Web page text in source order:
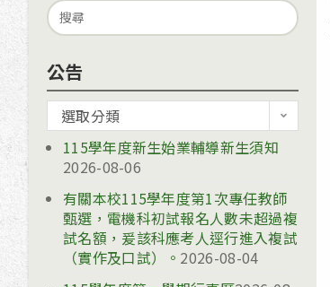
Search
for:
公告
告
選取分類
115學年度新生始業輔導新生須知
2026-08-06
有關本校115學年度第1次專任教師
甄選，電機科初試報名人數未超過複
試名額，爰該科應考人逕行進入複試
（實作及口試）。 2026-08-04